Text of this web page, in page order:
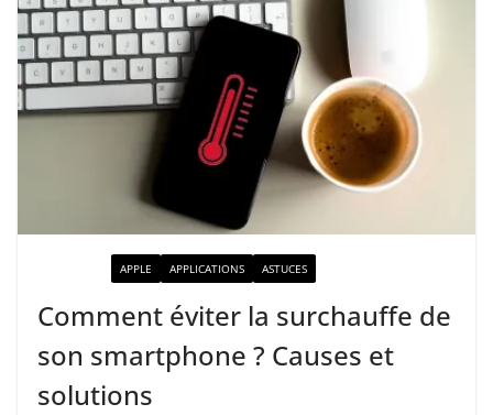
APPLE APPLICATIONS ASTUCES
Comment éviter la surchauffe de
son smartphone ? Causes et
solutions